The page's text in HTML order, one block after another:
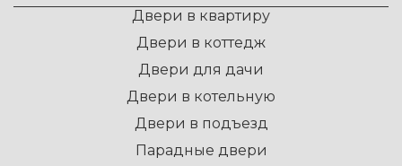
Двери в квартиру
Двери в коттедж
Двери для дачи
Двери в котельную
Двери в подъезд
Парадные двери